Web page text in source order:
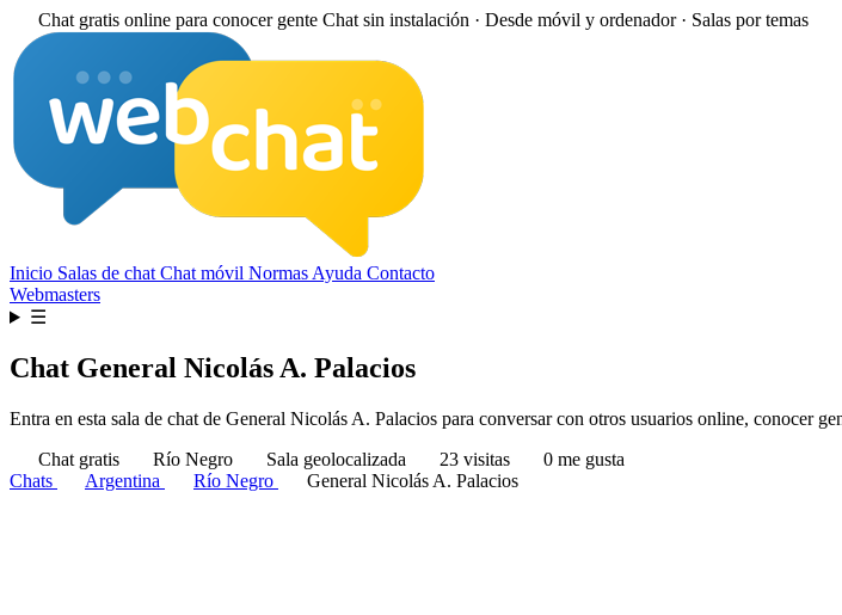
Chat gratis online para conocer gente Chat sin instalación · Desde móvil y ordenador · Salas por temas
Inicio Salas de chat Chat móvil Normas Ayuda Contacto
Webmasters
☰
Chat General Nicolás A. Palacios
Entra en esta sala de chat de General Nicolás A. Palacios para conversar con otros usuarios online, conocer
Chat gratis
Río Negro Sala geolocalizada 23 visitas
0 me gusta
Chats
Argentina Río Negro General Nicolás A. Palacios